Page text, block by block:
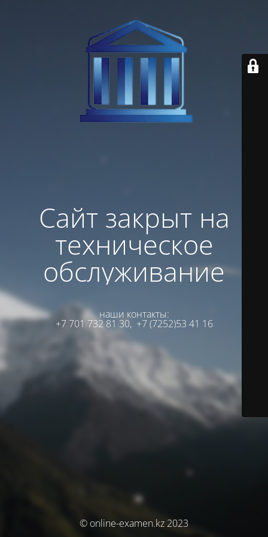
Сайт закрыт на
техническое
обслуживание
наши контакты:
+7 701 732 81 30, +7 (7252)53 41 16
© online-examen.kz 2023